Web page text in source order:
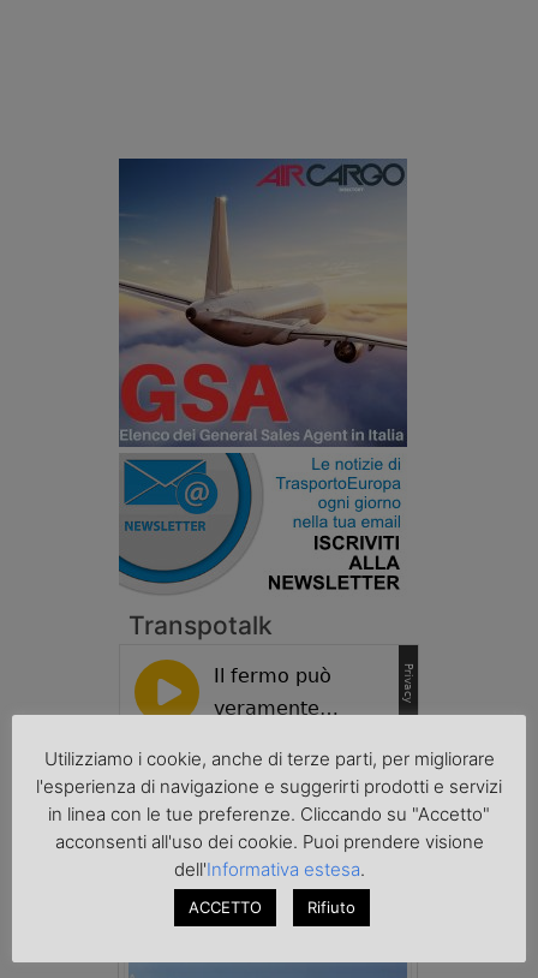
Transpotalk
Cronaca
Utilizziamo i cookie, anche di terze parti, per migliorare
l'esperienza di navigazione e suggerirti prodotti e servizi
in linea con le tue preferenze. Cliccando su "Accetto"
acconsenti all'uso dei cookie. Puoi prendere visione
dell'Informativa estesa.
ACCETTO Rifiuto